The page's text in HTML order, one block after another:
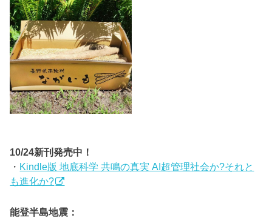
10/24新刊発売中！
・ Kindle版 地底科学 共鳴の真実 AI超管理社会か?それと
も進化か?
能登半島地震：